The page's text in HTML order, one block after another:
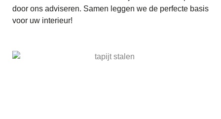
door ons adviseren. Samen leggen we de perfecte basis
voor uw interieur!